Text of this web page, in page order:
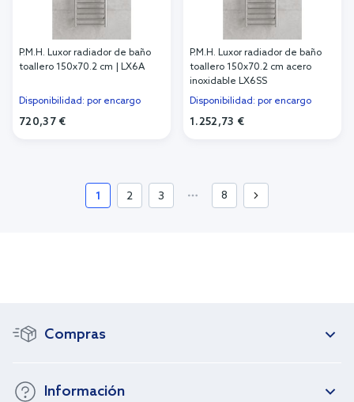
P.M.H. Luxor radiador de baño
toallero 150x70.2 cm | LX6A
Disponibilidad: por encargo
720,37 €
P.M.H. Luxor radiador de baño
toallero 150x70.2 cm acero
inoxidable LX6SS
Disponibilidad: por encargo
1.252,73 €
1 2 3 8
Compras
Información